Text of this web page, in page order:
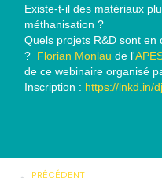
Existe-t-il des matériaux
méthanisation ?
Quels projets R&D sont en
? Florian Monlau de l'
de ce webinaire organisé
Inscription : https://lnkd.in/
PRÉCÉDENT